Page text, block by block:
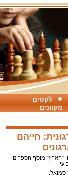
לקטים
מקוונים
חייהם
"הארץ" מוסף הספרים
סמואל.